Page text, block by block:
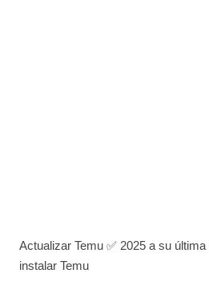
Actualizar Temu ✅ 2025 a su
instalar Temu